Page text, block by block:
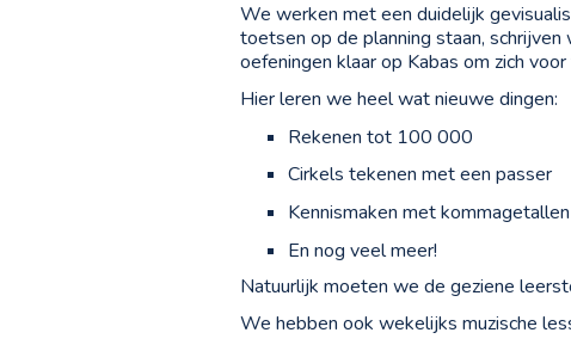
We werken met een duidelijk
toetsen op de planning staan,
oefeningen klaar op Kabas om zich
Hier leren we heel wat nieuwe dingen:
Rekenen tot 100 000
Cirkels tekenen met een passer
Kennismaken met kommagetallen
En nog veel meer!
Natuurlijk moeten we de geziene
We hebben ook wekelijks muzische